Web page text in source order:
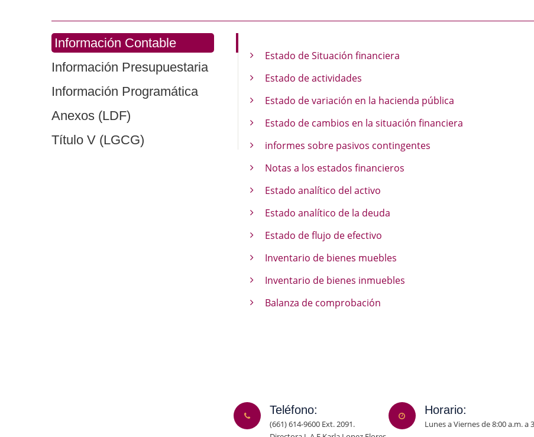
Información Contable
Información Presupuestaria
Información Programática
Anexos (LDF)
Título V (LGCG)
Estado de Situación financiera
Estado de actividades
Estado de variación en la hacienda pública
Estado de cambios en la situación financiera
informes sobre pasivos contingentes
Notas a los estados financieros
Estado analítico del activo
Estado analítico de la deuda
Estado de flujo de efectivo
Inventario de bienes muebles
Inventario de bienes inmuebles
Balanza de comprobación
Teléfono:
(661) 614-9600 Ext. 2091.
Horario:
Lunes a Viernes de 8:00 a.m. a